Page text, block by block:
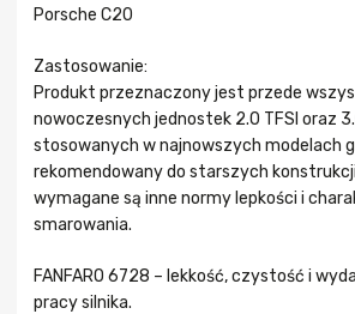
Porsche C20
Zastosowanie:
Produkt przeznaczony jest przede
nowoczesnych jednostek 2.0 TFSI oraz
stosowanych w najnowszych modelach
rekomendowany do starszych
wymagane są inne normy lepkości i
smarowania.
FANFARO 6728 – lekkość, czystość i
pracy silnika.